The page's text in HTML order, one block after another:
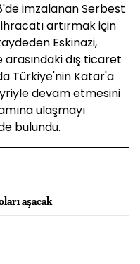
imzalanan Serbest
artırmak için
Eskinazi,
dış ticaret
Türkiye'nin Katar'a
devam etmesini
ulaşmayı
bulundu.
aşacak